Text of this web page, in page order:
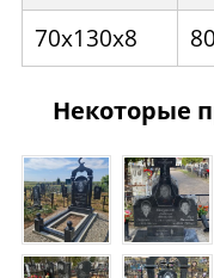
70x130x8
Некоторые